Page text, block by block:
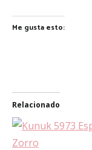
Me gusta esto:
Relacionado